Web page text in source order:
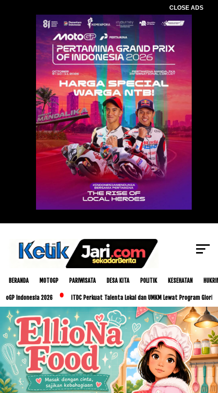
CLOSE ADS
BERANDA MOTOGP PARIWISATA DESA KITA POLITIK KESEHATAN
2026 ITDC Perkuat Talenta Lokal dan UMKM Lewat Program Glorious Golo